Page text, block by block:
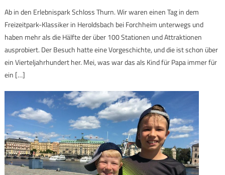
Ab in den Erlebnispark Schloss Thurn. Wir waren einen Tag in dem
Freizeitpark-Klassiker in Heroldsbach bei Forchheim unterwegs und
haben mehr als die Hälfte der über 100 Stationen und Attraktionen
ausprobiert. Der Besuch hatte eine Vorgeschichte, und die ist schon über
ein Vierteljahrhundert her. Mei, was war das als Kind für Papa immer für
ein […]